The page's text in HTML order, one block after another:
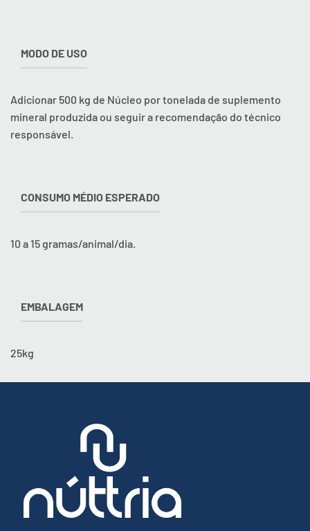
MODO DE USO
Adicionar 500 kg de Núcleo por tonelada de suplemento
mineral produzida ou seguir a recomendação do técnico
responsável.
CONSUMO MÉDIO ESPERADO
10 a 15 gramas/animal/dia.
EMBALAGEM
25kg